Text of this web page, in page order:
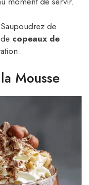
de
copeaux de
Mousse